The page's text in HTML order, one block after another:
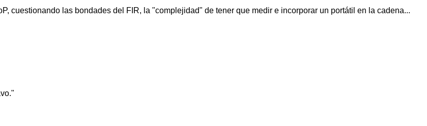
cuestionando las bondades del FIR, la "complejidad" de tener que medir e incorporar un portátil en la cadena...